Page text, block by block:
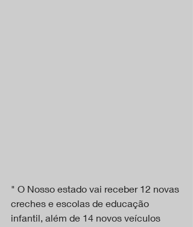
" O Nosso estado vai receber 12 novas
creches e escolas de educação
infantil, além de 14 novos veículos